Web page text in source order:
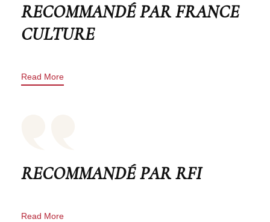
RECOMMANDÉ PAR FRANCE
CULTURE
Read More
RECOMMANDÉ PAR RFI
Read More